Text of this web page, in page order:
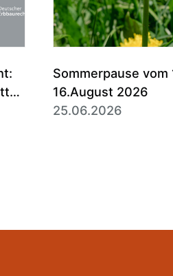
Sommerpause vom
16.August 2026
25.06.2026